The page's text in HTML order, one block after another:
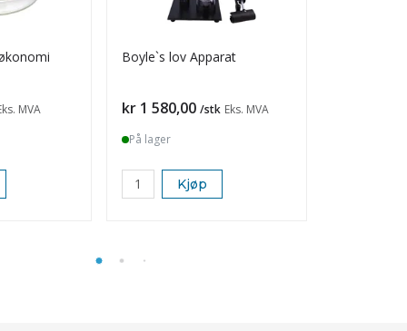
MVA
Boyle`s lov Apparat
Pris
kr 1 580,00 /stk Eks. MVA
På lager
Kjøp